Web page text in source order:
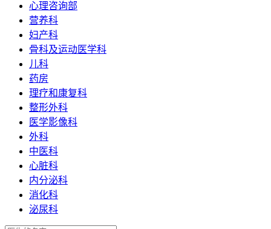
心理咨询部
营养科
妇产科
骨科及运动医学科
儿科
药房
理疗和康复科
整形外科
医学影像科
外科
中医科
心脏科
内分泌科
消化科
泌尿科